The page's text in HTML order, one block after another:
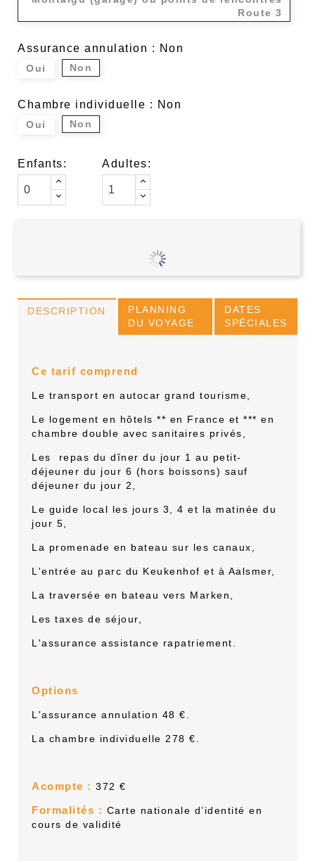
Route 3
Assurance annulation : Non
Oui Non
Chambre individuelle : Non
Oui Non
Enfants: Adultes:
DESCRIPTION
PLANNING
DU VOYAGE
DATES
SPÉCIALES
Ce tarif comprend
Le transport en autocar grand tourisme,
Le logement en hôtels ** en France et *** en
chambre double avec sanitaires privés,
Les
repas du dîner du jour 1 au petit-
déjeuner du jour 6 (hors boissons) sauf
déjeuner du jour 2,
Le guide local les jours 3, 4 et la matinée du
jour 5,
La promenade en bateau sur les canaux,
L'entrée au parc du Keukenhof et à Aalsmer,
La traversée en bateau vers Marken,
Les taxes de séjour,
L'assurance assistance rapatriement.
Options
L'assurance annulation 48 €.
La chambre individuelle 278 €.
Acompte : 372 €
Formalités : Carte nationale d’identité en
cours de validité